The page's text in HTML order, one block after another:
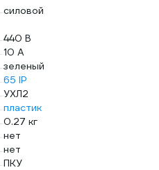
силовой
440 В
10 А
зеленый
65 IP
УХЛ2
пластик
0.27 кг
нет
нет
ПКУ